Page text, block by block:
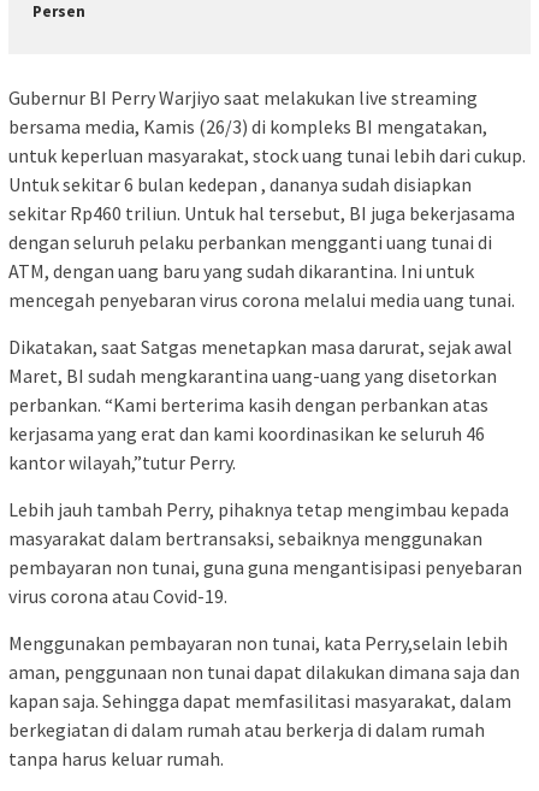
Persen
Gubernur BI Perry Warjiyo saat melakukan live streaming
bersama media, Kamis (26/3) di kompleks BI mengatakan,
untuk keperluan masyarakat, stock uang tunai lebih dari cukup.
Untuk sekitar 6 bulan kedepan , dananya sudah disiapkan
sekitar Rp460 triliun. Untuk hal tersebut, BI juga bekerjasama
dengan seluruh pelaku perbankan mengganti uang tunai di
ATM, dengan uang baru yang sudah dikarantina. Ini untuk
mencegah penyebaran virus corona melalui media uang tunai.
Dikatakan, saat Satgas menetapkan masa darurat, sejak awal
Maret, BI sudah mengkarantina uang-uang yang disetorkan
perbankan. “Kami berterima kasih dengan perbankan atas
kerjasama yang erat dan kami koordinasikan ke seluruh 46
kantor wilayah,”tutur Perry.
Lebih jauh tambah Perry, pihaknya tetap mengimbau kepada
masyarakat dalam bertransaksi, sebaiknya menggunakan
pembayaran non tunai, guna guna mengantisipasi penyebaran
virus corona atau Covid-19.
Menggunakan pembayaran non tunai, kata Perry,selain lebih
aman, penggunaan non tunai dapat dilakukan dimana saja dan
kapan saja. Sehingga dapat memfasilitasi masyarakat, dalam
berkegiatan di dalam rumah atau berkerja di dalam rumah
tanpa harus keluar rumah.